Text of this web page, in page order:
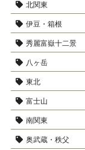
北関東
伊豆・箱根
秀麗富嶽十二景
八ヶ岳
東北
富士山
南関東
奥武蔵・秩父